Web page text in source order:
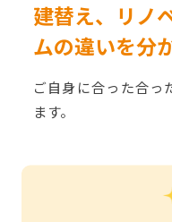
建替え、リノ
ムの違いを分
ご自身に合った合っ
ます。